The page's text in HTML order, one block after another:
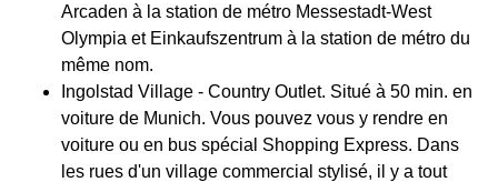
Arcaden à la station de métro Messestadt-West
Olympia et Einkaufszentrum à la station de métro du
même nom.
Ingolstad Village - Country Outlet. Situé à 50 min. en
voiture de Munich. Vous pouvez vous y rendre en
voiture ou en bus spécial Shopping Express. Dans
les rues d'un village commercial stylisé, il y a tout